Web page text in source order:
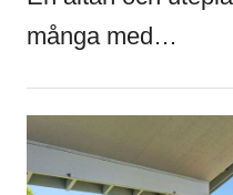
många med…